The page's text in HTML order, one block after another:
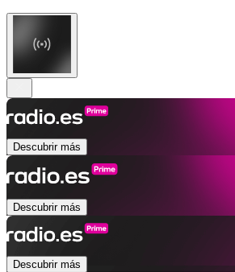
Descubrir más
Descubrir más
Descubrir más